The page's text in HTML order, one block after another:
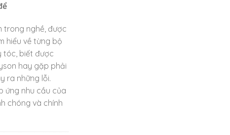
trong nghề, được
hiểu về từng bộ
tóc, biết được
hay gặp phải
ra những lỗi.
ứng nhu cầu của
chóng và chính